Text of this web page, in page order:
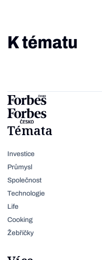
K tématu
Témata
Investice
Průmysl
Společnost
Technologie
Life
Cooking
Žebříčky